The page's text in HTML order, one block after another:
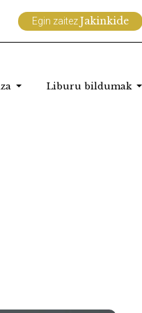
Egin zaitezJakinkide
Liburu bildumak